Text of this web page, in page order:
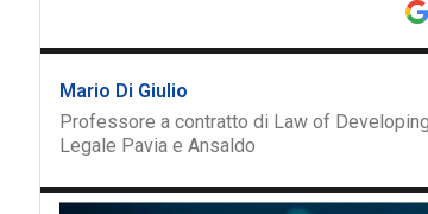
Mario Di Giulio
Professore a contratto di Law of
Legale Pavia e Ansaldo